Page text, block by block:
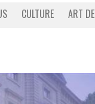
CULTURE ART